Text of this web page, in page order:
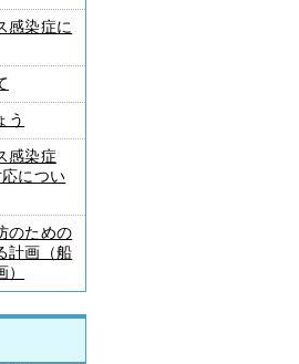
感染症に
う
感染症
につい
のための
計画（船